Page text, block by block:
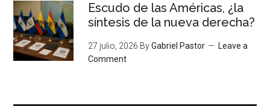
Escudo de las Américas, ¿la
síntesis de la nueva derecha?
27 julio, 2026 ByGabriel Pastor
Leave a
Comment